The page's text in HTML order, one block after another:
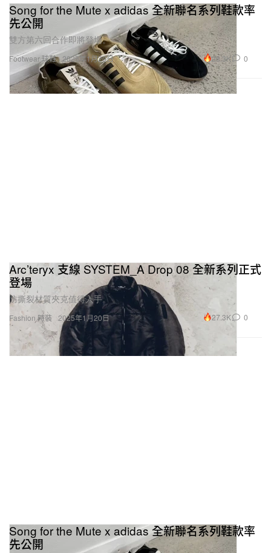
Footwear 球鞋
Song for the Mute x adidas 全新聯名系列鞋款率
先公開
雙方第六回合作即將登場。
2025年1月20日 28.3K 0
Fashion 時裝
Arc’teryx 支線 SYSTEM_A Drop 08 全新系列正式
登場
防撕裂材質夾克值得入手。
2025年1月20日 27.3K 0
Song for the Mute x adidas 全新聯名系列鞋款率
先公開